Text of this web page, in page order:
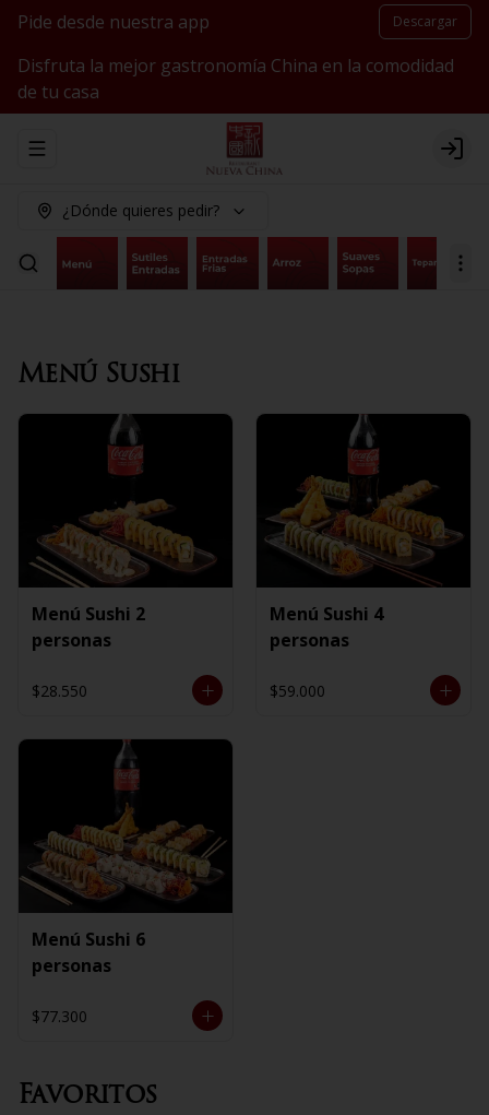
Pide desde nuestra app Descargar
Disfruta la mejor gastronomía China en la comodidad
de tu casa
Abrir menu de navegación Login
¿Dónde quieres pedir?
Menú Sushi
Menú Sushi 2
personas
$28.550
Menú Sushi 4
personas
$59.000
Menú Sushi 6
personas
$77.300
Favoritos